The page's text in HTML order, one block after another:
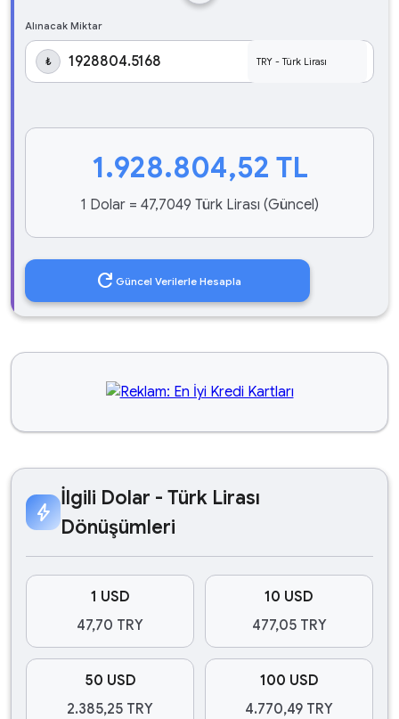
Alınacak Miktar
₺
1.928.804,52 TL
1 Dolar = 47,7049 Türk Lirası (Güncel)
refresh Güncel Verilerle Hesapla
bolt
İlgili Dolar - Türk Lirası
Dönüşümleri
1 USD
47,70 TRY
10 USD
477,05 TRY
50 USD
2.385,25 TRY
100 USD
4.770,49 TRY